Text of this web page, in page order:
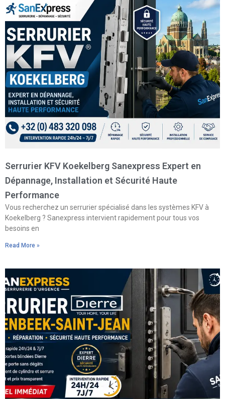
Serrurier KFV Koekelberg Sanexpress Expert en
Dépannage, Installation et Sécurité Haute
Performance
Vous recherchez un serrurier spécialisé dans les systèmes KFV à
Koekelberg ? Sanexpress intervient rapidement pour tous vos
besoins en
Read More »